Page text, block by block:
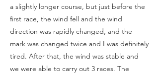
a slightly longer course, but just before the
first race, the wind fell and the wind
direction was rapidly changed, and the
mark was changed twice and I was definitely
tired. After that, the wind was stable and
we were able to carry out 3 races. The